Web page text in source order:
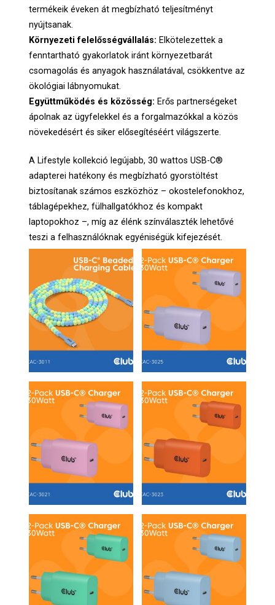
termékeik éveken át megbízható teljesítményt
nyújtsanak.
Környezeti felelősségvállalás: Elkötelezettek a
fenntartható gyakorlatok iránt környezetbarát
csomagolás és anyagok használatával, csökkentve az
ökológiai lábnyomukat.
Együttműködés és közösség: Erős partnerségeket
ápolnak az ügyfelekkel és a forgalmazókkal a közös
növekedésért és siker elősegítéséért világszerte.
A Lifestyle kollekció legújabb, 30 wattos USB-C®
adapterei hatékony és megbízható gyorstöltést
biztosítanak számos eszközhöz – okostelefonokhoz,
táblagépekhez, fülhallgatókhoz és kompakt
laptopokhoz –, míg az élénk színválaszték lehetővé
teszi a felhasználóknak egyéniségük kifejezését.